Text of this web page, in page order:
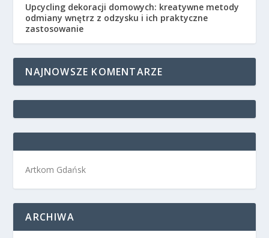
Upcycling dekoracji domowych: kreatywne metody
odmiany wnętrz z odzysku i ich praktyczne
zastosowanie
NAJNOWSZE KOMENTARZE
Artkom Gdańsk
ARCHIWA